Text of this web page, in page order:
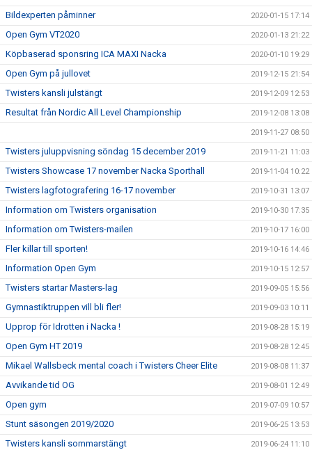
Bildexperten påminner 2020-01-15 17:14
Open Gym VT2020 2020-01-13 21:22
Köpbaserad sponsring ICA MAXI Nacka 2020-01-10 19:29
Open Gym på jullovet 2019-12-15 21:54
Twisters kansli julstängt 2019-12-09 12:53
Resultat från Nordic All Level Championship 2019-12-08 13:08
2019-11-27 08:50
Twisters juluppvisning söndag 15 december 2019 2019-11-21 11:03
Twisters Showcase 17 november Nacka Sporthall 2019-11-04 10:22
Twisters lagfotografering 16-17 november 2019-10-31 13:07
Information om Twisters organisation 2019-10-30 17:35
Information om Twisters-mailen 2019-10-17 16:00
Fler killar till sporten! 2019-10-16 14:46
Information Open Gym 2019-10-15 12:57
Twisters startar Masters-lag 2019-09-05 15:56
Gymnastiktruppen vill bli fler! 2019-09-03 10:11
Upprop för Idrotten i Nacka ! 2019-08-28 15:19
Open Gym HT 2019 2019-08-28 12:45
Mikael Wallsbeck mental coach i Twisters Cheer Elite 2019-08-08 11:37
Avvikande tid OG 2019-08-01 12:49
Open gym 2019-07-09 10:57
Stunt säsongen 2019/2020 2019-06-25 13:53
Twisters kansli sommarstängt 2019-06-24 11:10